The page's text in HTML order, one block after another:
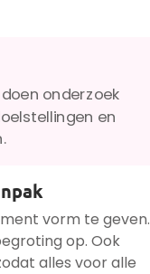
onderzoek
en
vorm te geven.
op. Ook
alles voor alle